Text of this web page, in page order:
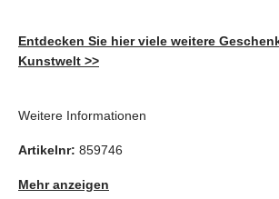
Entdecken Sie hier viele weitere
Kunstwelt >>
Weitere Informationen
Artikelnr: 859746
Mehr anzeigen